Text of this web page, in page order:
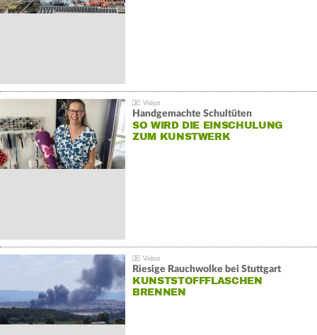
Handgemachte Schultüten
SO WIRD DIE EINSCHULUNG
ZUM KUNSTWERK
Riesige Rauchwolke bei Stuttgart
KUNSTSTOFFFLASCHEN
BRENNEN